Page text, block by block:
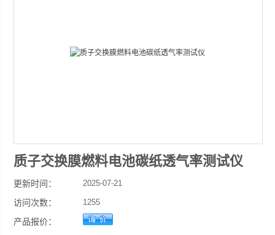
质子交换膜燃料电池碳纸透气率测试仪
更新时间： 2025-07-21
访问次数： 1255
产品报价：